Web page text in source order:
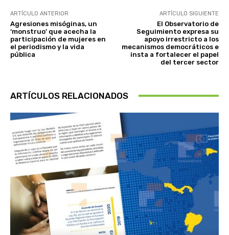
ARTÍCULO ANTERIOR
Agresiones misóginas, un
‘monstruo’ que acecha la
participación de mujeres en
el periodismo y la vida
pública
ARTÍCULO SIGUIENTE
El Observatorio de
Seguimiento expresa su
apoyo irrestricto a los
mecanismos democráticos e
insta a fortalecer el papel
del tercer sector
ARTÍCULOS RELACIONADOS